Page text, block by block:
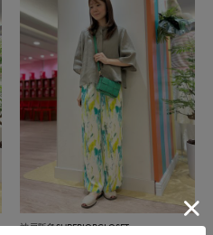
神戸阪急SUPERIORCLOSET